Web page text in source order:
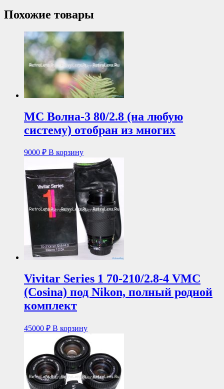
Похожие товары
МС Волна-3 80/2.8 (на любую
систему) отобран из многих
9000 ₽ В корзину
Vivitar Series 1 70-210/2.8-4 VMC
(Cosina) под Nikon, полный родной
комплект
45000 ₽ В корзину